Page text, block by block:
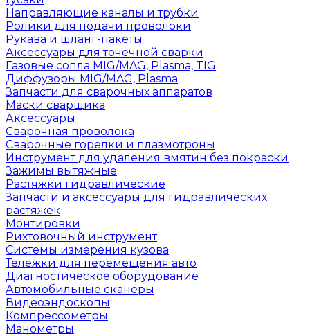
Направляющие каналы и трубки
Ролики для подачи проволоки
Рукава и шланг-пакеты
Аксессуары для точечной сварки
Газовые сопла MIG/MAG, Plasma, TIG
Диффузоры MIG/MAG, Plasma
Запчасти для сварочных аппаратов
Маски сварщика
Аксессуары
Сварочная проволока
Сварочные горелки и плазмотроны
Инструмент для удаления вмятин без покраски
Зажимы вытяжные
Растяжки гидравлические
Запчасти и аксессуары для гидравлических
растяжек
Монтировки
Рихтовочный инструмент
Системы измерения кузова
Тележки для перемещения авто
Диагностическое оборудование
Автомобильные сканеры
Видеоэндоскопы
Компрессометры
Манометры